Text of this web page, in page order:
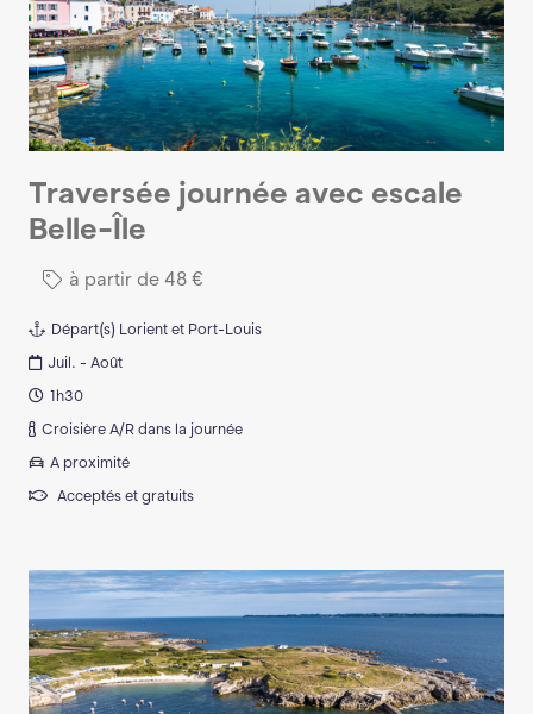
Traversée journée avec escale
Belle-Île
à partir de48 €
Départ(s) Lorient et Port-Louis
Juil. - Août
1h30
Croisière A/R dans la journée
A proximité
Acceptés et gratuits